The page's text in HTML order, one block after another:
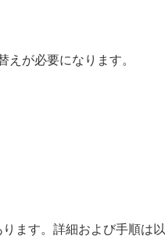
が必要になります。
ます。詳細および手順は以